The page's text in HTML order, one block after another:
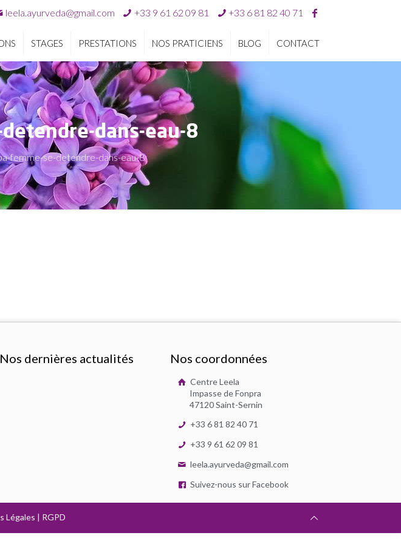
leela.ayurveda@gmail.com +33 9 61 62 09 81 +33 6 81 82 40 71
STAGES PRESTATIONS NOS PRATICIENS BLOG CONTACT
dans-eau-8
femme-se-detendre-dans-eau-8
Nos dernières actualités Nos coordonnées
Centre Leela
Impasse de Fonpra
47120 Saint-Sernin
+33 6 81 82 40 71
+33 9 61 62 09 81
leela.ayurveda@gmail.com
Suivez-nous sur Facebook
Légales | RGPD